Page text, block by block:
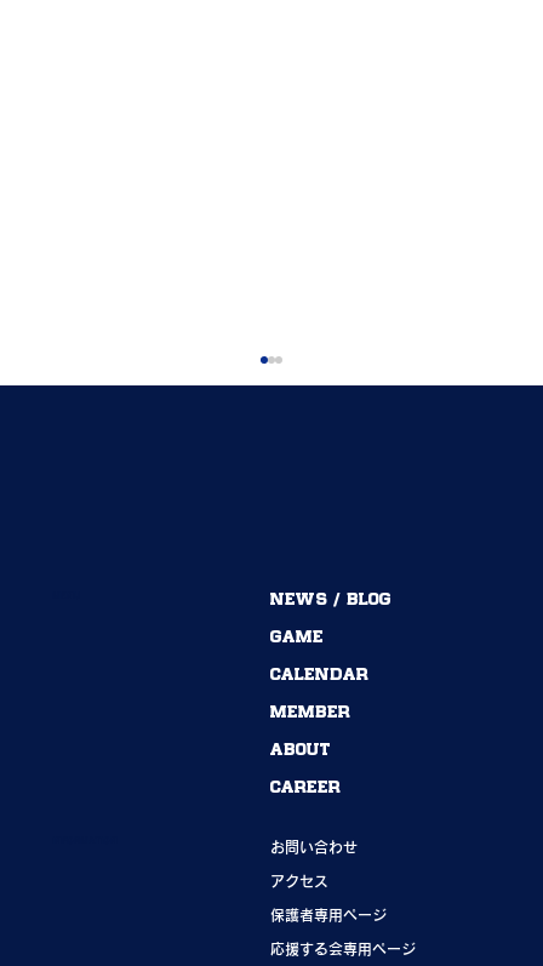
54期→55期｜ありがとうございました！
お問い合わせ
アクセス
保護者専用ページ
応援する会専用ページ
NEWS / BLOG
GAME
CALENDAR
MEMBER
ABOUT
CAREER